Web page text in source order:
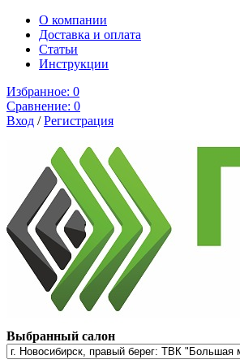
О компании
Доставка и оплата
Cтатьи
Инструкции
Избранное: 0
Сравнение: 0
Вход /Регистрация
Выбранный салон